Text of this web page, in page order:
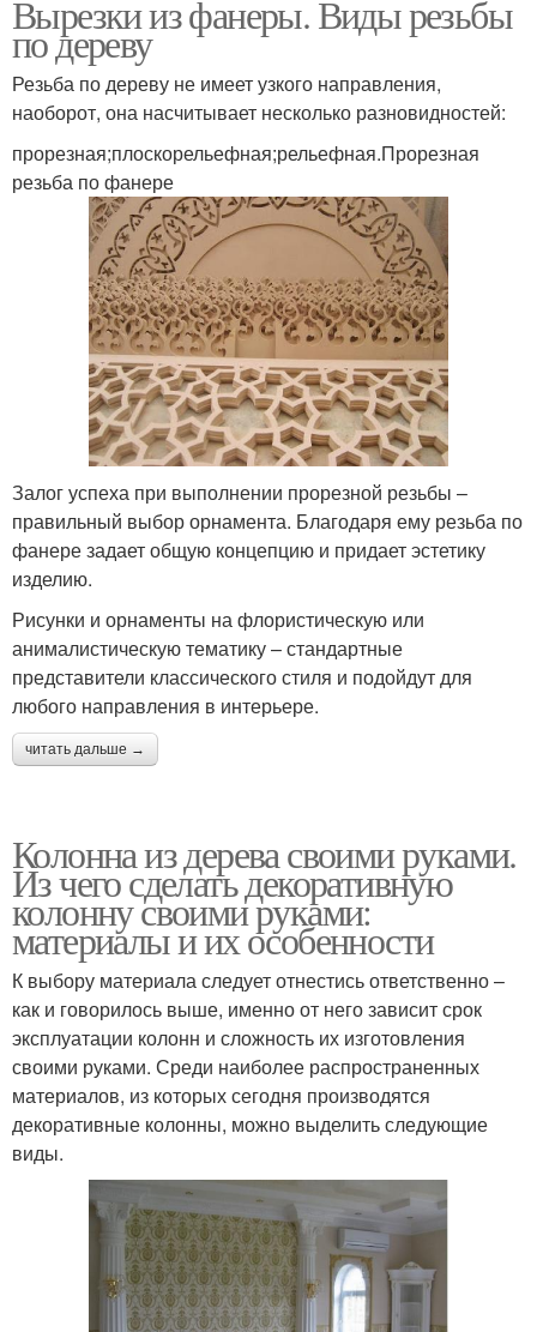
Вырезки из фанеры. Виды резьбы
по дереву
Резьба по дереву не имеет узкого направления,
наоборот, она насчитывает несколько разновидностей:
прорезная;плоскорельефная;рельефная.Прорезная
резьба по фанере
Залог успеха при выполнении прорезной резьбы –
правильный выбор орнамента. Благодаря ему резьба по
фанере задает общую концепцию и придает эстетику
изделию.
Рисунки и орнаменты на флористическую или
анималистическую тематику – стандартные
представители классического стиля и подойдут для
любого направления в интерьере.
читать дальше →
Колонна из дерева своими руками.
Из чего сделать декоративную
колонну своими руками:
материалы и их особенности
К выбору материала следует отнестись ответственно –
как и говорилось выше, именно от него зависит срок
эксплуатации колонн и сложность их изготовления
своими руками. Среди наиболее распространенных
материалов, из которых сегодня производятся
декоративные колонны, можно выделить следующие
виды.